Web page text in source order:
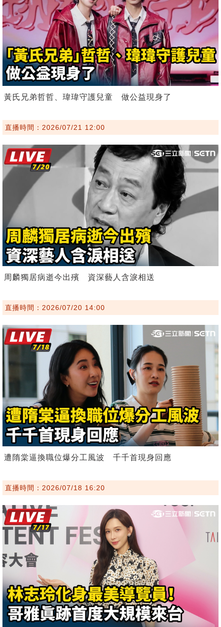
黃氏兄弟哲哲、瑋瑋守護兒童 做公益現身了
直播時間：2026/07/21 12:00
周麟獨居病逝今出殯 資深藝人含淚相送
直播時間：2026/07/20 14:00
遭隋棠逼換職位爆分工風波 千千首現身回應
直播時間：2026/07/18 16:20